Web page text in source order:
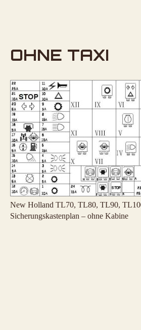
OHNE TAXI
New Holland TL70, TL80, TL90,
Sicherungskastenplan – ohne Kabine